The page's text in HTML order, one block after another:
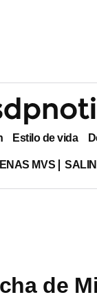
Estilo de vida
MVS
de